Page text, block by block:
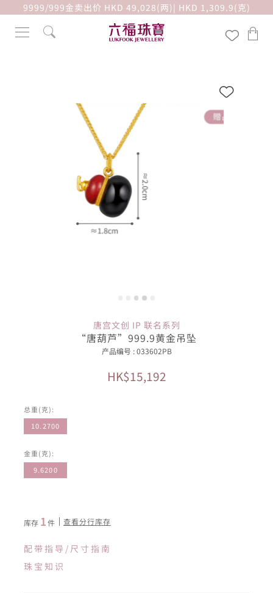
9999/999金卖出价 HKD 49,028(两)| HKD 1,309.9(克)
唐宫文创 IP 联名系列
“唐葫芦”999.9黄金吊坠
产品编号 : 033602PB
HK$15,192
总重(克):
10.2700
金重(克):
9.6200
库存 1件 查看分行库存
配带指导/尺寸指南
珠宝知识